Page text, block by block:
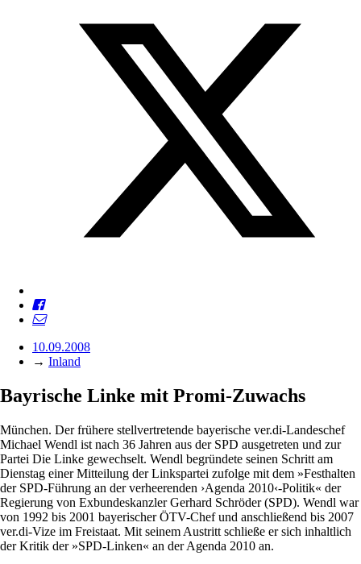
10.09.2008
→ Inland
Bayrische Linke mit Promi-Zuwachs
München. Der frühere stellvertretende bayerische ver.di-Landeschef
Michael Wendl ist nach 36 Jahren aus der SPD ausgetreten und zur
Partei Die Linke gewechselt. Wendl begründete seinen Schritt am
Dienstag einer Mitteilung der Linkspartei zufolge mit dem »Festhalten
der SPD-Führung an der verheerenden ›Agenda 2010‹-Politik« der
Regierung von Exbundeskanzler Gerhard Schröder (SPD). Wendl war
von 1992 bis 2001 bayerischer ÖTV-Chef und anschließend bis 2007
ver.di-Vize im Freistaat. Mit seinem Austritt schließe er sich inhaltlich
der Kritik der »SPD-Linken« an der Agenda 2010 an.